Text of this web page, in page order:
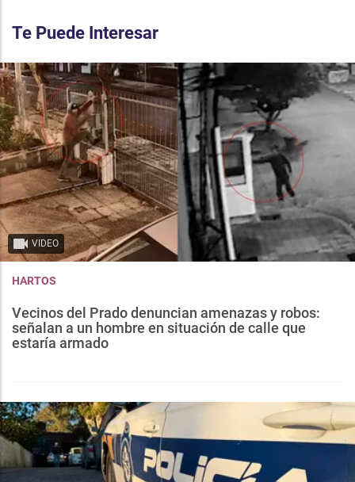
Te Puede Interesar
VIDEO
HARTOS
Vecinos del Prado denuncian amenazas y robos:
señalan a un hombre en situación de calle que
estaría armado